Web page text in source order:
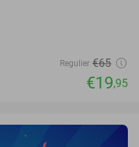
Regulier €65
€19,95